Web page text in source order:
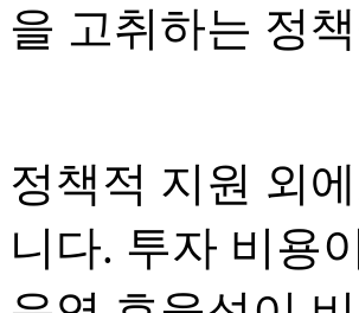
을 고취하는 정
정책적 지원 외
니다. 투자 비용